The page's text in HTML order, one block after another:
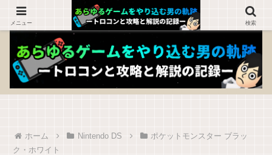
ゲームを知らない人でも楽しめるブログ！
ホーム Nintendo DS
ポケットモンスター ブラッ
ク・ホワイト
メニュー 検索